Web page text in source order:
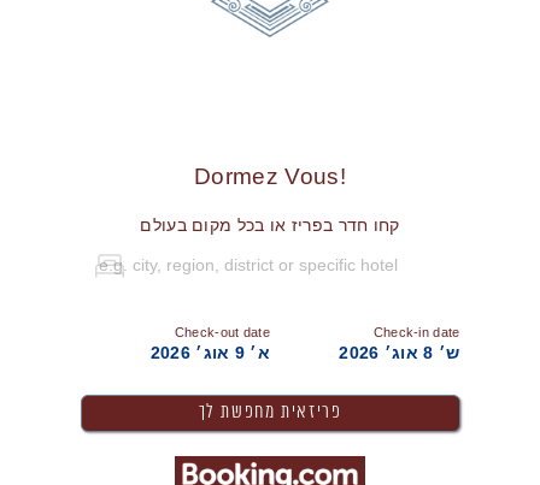
!Dormez Vous
קחו חדר בפריז או בכל מקום בעולם
Check-in date
ש׳ 8 אוג׳ 2026
Check-out date
א׳ 9 אוג׳ 2026